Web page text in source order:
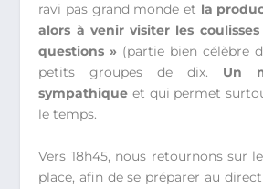
ravi pas grand monde et la
alors à venir visiter les
questions » (partie bien célèbre
petits groupes de dix. Un
sympathique et qui permet
le temps.
Vers 18h45, nous retournons sur
place, afin de se préparer au direct